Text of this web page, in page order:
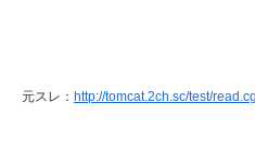
元スレ： http://tomcat.2ch.sc/test/